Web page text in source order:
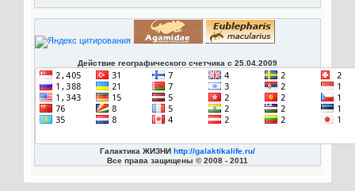
Действие географического счетчика с 25.04.2009
Галактика ЖИЗНИ http://galaktikalife.ru/
Все права защищены © 2008 - 2011